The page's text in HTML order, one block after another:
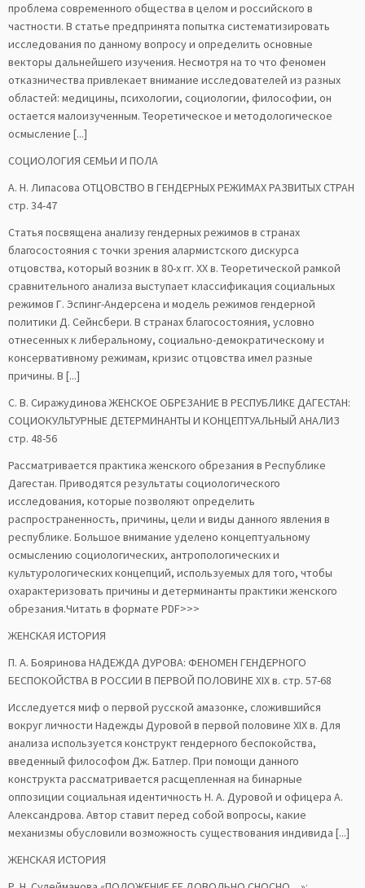
проблема современного общества в целом и российского в
частности. В статье предпринята попытка систематизировать
исследования по данному вопросу и определить основные
векторы дальнейшего изучения. Несмотря на то что феномен
отказничества привлекает внимание исследователей из разных
областей: медицины, психологии, социологии, философии, он
остается малоизученным. Теоретическое и методологическое
осмысление [...]
СОЦИОЛОГИЯ СЕМЬИ И ПОЛА
А. Н. Липасова ОТЦОВСТВО В ГЕНДЕРНЫХ РЕЖИМАХ РАЗВИТЫХ СТРАН
стр. 34-47
Статья посвящена анализу гендерных режимов в странах
благосостояния с точки зрения алармистского дискурса
отцовства, который возник в 80-х гг. ХХ в. Теоретической рамкой
сравнительного анализа выступает классификация социальных
режимов Г. Эспинг-Андерсена и модель режимов гендерной
политики Д. Сейнсбери. В странах благосостояния, условно
отнесенных к либеральному, социально-демократическому и
консервативному режимам, кризис отцовства имел разные
причины. В [...]
С. В. Сиражудинова ЖЕНСКОЕ ОБРЕЗАНИЕ В РЕСПУБЛИКЕ ДАГЕСТАН:
СОЦИОКУЛЬТУРНЫЕ ДЕТЕРМИНАНТЫ И КОНЦЕПТУАЛЬНЫЙ АНАЛИЗ
стр. 48-56
Рассматривается практика женского обрезания в Республике
Дагестан. Приводятся результаты социологического
исследования, которые позволяют определить
распространенность, причины, цели и виды данного явления в
республике. Большое внимание уделено концептуальному
осмыслению социологических, антропологических и
культурологических концепций, используемых для того, чтобы
охарактеризовать причины и детерминанты практики женского
обрезания.Читать в формате PDF>>>
ЖЕНСКАЯ ИСТОРИЯ
П. А. Бояринова НАДЕЖДА ДУРОВА: ФЕНОМЕН ГЕНДЕРНОГО
БЕСПОКОЙСТВА В РОССИИ В ПЕРВОЙ ПОЛОВИНЕ XIX в. стр. 57-68
Исследуется миф о первой русской амазонке, сложившийся
вокруг личности Надежды Дуровой в первой половине XIX в. Для
анализа используется конструкт гендерного беспокойства,
введенный философом Дж. Батлер. При помощи данного
конструкта рассматривается расщепленная на бинарные
оппозиции социальная идентичность Н. А. Дуровой и офицера А.
Александрова. Автор ставит перед собой вопросы, какие
механизмы обусловили возможность существования индивида [...]
ЖЕНСКАЯ ИСТОРИЯ